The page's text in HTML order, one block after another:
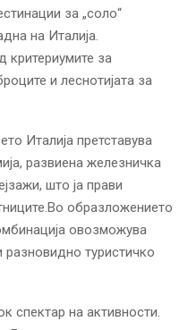
за „соло“
на Италија.
критериумите за
и леснотијата за
Италија претставува
развиена железничка
што ја прави
образложението
овозможува
туристичко
спектар на активности.